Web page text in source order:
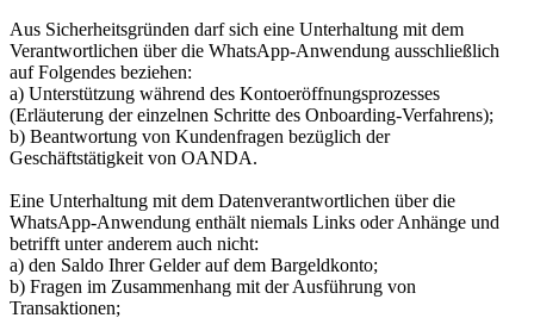
Aus Sicherheitsgründen darf sich eine Unterhaltung mit dem
Verantwortlichen über die WhatsApp-Anwendung ausschließlich
auf Folgendes beziehen:
a) Unterstützung während des Kontoeröffnungsprozesses
(Erläuterung der einzelnen Schritte des Onboarding-Verfahrens);
b) Beantwortung von Kundenfragen bezüglich der
Geschäftstätigkeit von OANDA.
Eine Unterhaltung mit dem Datenverantwortlichen über die
WhatsApp-Anwendung enthält niemals Links oder Anhänge und
betrifft unter anderem auch nicht:
a) den Saldo Ihrer Gelder auf dem Bargeldkonto;
b) Fragen im Zusammenhang mit der Ausführung von
Transaktionen;